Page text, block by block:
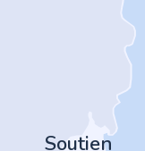
Soutien